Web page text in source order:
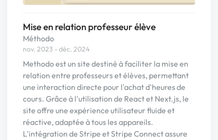
Mise en relation professeur élève
Méthodo
nov. 2023 - déc. 2024
Methodo est un site destiné à faciliter la mise en
relation entre professeurs et élèves, permettant
une interaction directe pour l'achat d'heures de
cours. Grâce à l'utilisation de React et Next.js, le
site offre une expérience utilisateur fluide et
réactive, adaptée à tous les appareils.
L'intégration de Stripe et Stripe Connect assure